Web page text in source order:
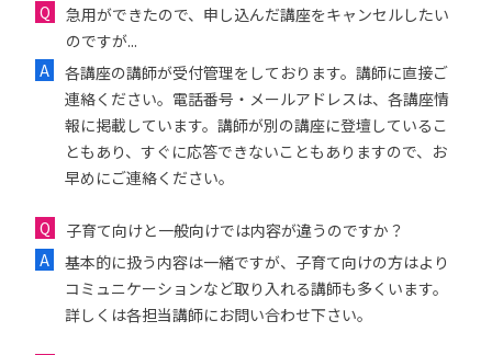
急用ができたので、申し込んだ講座をキャンセルしたい
のですが...
各講座の講師が受付管理をしております。講師に直接ご
連絡ください。電話番号・メールアドレスは、各講座情
報に掲載しています。講師が別の講座に登壇しているこ
ともあり、すぐに応答できないこともありますので、お
早めにご連絡ください。
子育て向けと一般向けでは内容が違うのですか？
基本的に扱う内容は一緒ですが、子育て向けの方はより
コミュニケーションなど取り入れる講師も多くいます。
詳しくは各担当講師にお問い合わせ下さい。